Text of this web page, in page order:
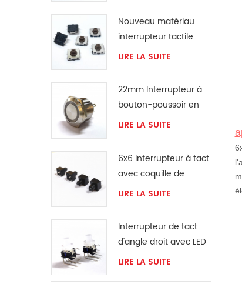
Nouveau matériau
interrupteur tactile
SMD 12*12 IP67
LIRE LA SUITE
22mm Interrupteur à
bouton-poussoir en
métal
LIRE LA SUITE
6x6 Interrupteur à tact
avec coquille de
protection
LIRE LA SUITE
Interrupteur de tact
d'angle droit avec LED
LIRE LA SUITE